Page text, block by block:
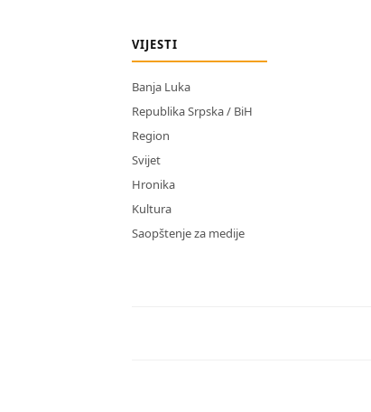
VIJESTI
Banja Luka
Republika Srpska / BiH
Region
Svijet
Hronika
Kultura
Saopštenje za medije